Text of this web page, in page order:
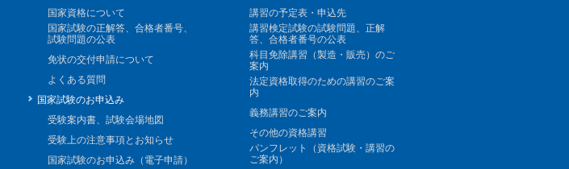
国家資格について
国家試験の正解答、合格者番号、
試験問題の公表
免状の交付申請について
よくある質問
国家試験のお申込み
受験案内書、試験会場地図
受験上の注意事項とお知らせ
国家試験のお申込み（電子申請）
講習の予定表・申込先
講習検定試験の試験問題、正解
答、合格者番号の公表
科目免除講習（製造・販売）のご
案内
法定資格取得のための講習のご案
内
義務講習のご案内
その他の資格講習
パンフレット（資格試験・講習の
ご案内）